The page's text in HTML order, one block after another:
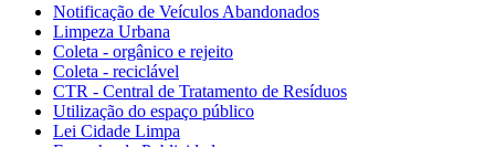
Notificação de Veículos Abandonados
Limpeza Urbana
Coleta - orgânico e rejeito
Coleta - reciclável
CTR - Central de Tratamento de Resíduos
Utilização do espaço público
Lei Cidade Limpa